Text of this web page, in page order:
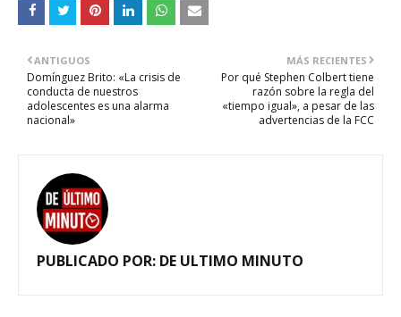
MÁS RECIENTES
Por qué Stephen Colbert tiene
razón sobre la regla del
«tiempo igual», a pesar de las
advertencias de la FCC
ANTIGUOS
Domínguez Brito: «La crisis de
conducta de nuestros
adolescentes es una alarma
nacional»
PUBLICADO POR: DE ULTIMO MINUTO